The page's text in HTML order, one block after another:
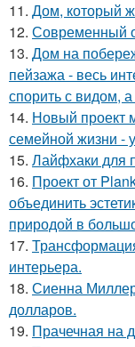
11. Дом, который
12. Современный
13. Дом на
пейзажа - весь
спорить с видом,
14. Новый проект
семейной жизни -
15. Лайфхаки для
16. Проект от
объединить
природой в
17.
интерьера.
18. Сиенна
долларов.
19. Прачечная на